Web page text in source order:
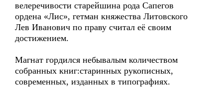
велеречивости старейшина рода Сапегов
ордена «Лис», гетман княжества Литовского
Лев Иванович по праву считал её своим
достижением.
Магнат гордился небывалым количеством
собранных книг:старинных рукописных,
современных, изданных в типографиях.